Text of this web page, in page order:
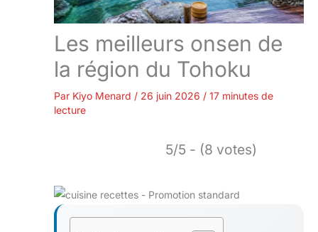
Les meilleurs onsen de
la région du Tohoku
Par Kiyo Menard / 26 juin 2026 / 17 minutes de
lecture
5/5 - (8 votes)